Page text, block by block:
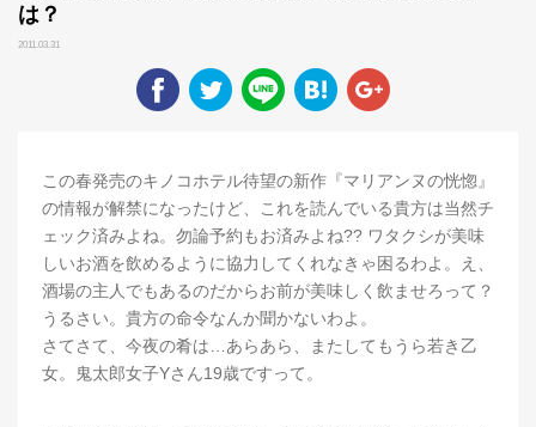
は？
2011.03.31
この春発売のキノコホテル待望の新作『マリアンヌの恍惚』
の情報が解禁になったけど、これを読んでいる貴方は当然チ
ェック済みよね。勿論予約もお済みよね?? ワタクシが美味
しいお酒を飲めるように協力してくれなきゃ困るわよ。え、
酒場の主人でもあるのだからお前が美味しく飲ませろって？
うるさい。貴方の命令なんか聞かないわよ。
さてさて、今夜の肴は…あらあら、またしてもうら若き乙
女。鬼太郎女子Yさん19歳ですって。